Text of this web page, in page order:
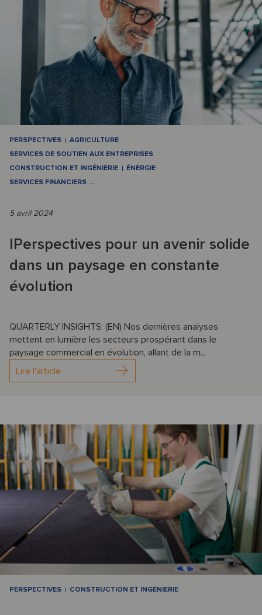
PERSPECTIVES
AGRICULTURE
SERVICES DE SOUTIEN AUX ENTREPRISES
CONSTRUCTION ET INGÉNIERIE
ÉNERGIE
SERVICES FINANCIERS …
5 avril 2024
IPerspectives pour un avenir solide
dans un paysage en constante
évolution
QUARTERLY INSIGHTS: (EN) Nos dernières analyses
mettent en lumière les secteurs prospérant dans le
paysage commercial en évolution, allant de la m...
Lire l'article
PERSPECTIVES CONSTRUCTION ET INGÉNIERIE